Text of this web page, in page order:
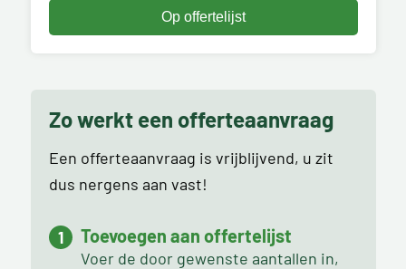
Zo werkt een offerteaanvraag
Een offerteaanvraag is vrijblijvend, u zit
dus nergens aan vast!
Toevoegen aan offertelijst
Voer de door gewenste aantallen in,